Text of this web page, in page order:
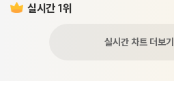
실시간 1위
실시간 차트 더보기